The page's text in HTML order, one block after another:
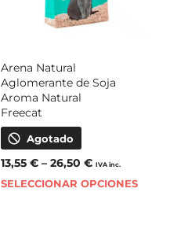
Arena Natural
Aglomerante de Soja
Aroma Natural
Freecat
Agotado
13,55 €– 26,50 € IVA inc.
SELECCIONAR OPCIONES